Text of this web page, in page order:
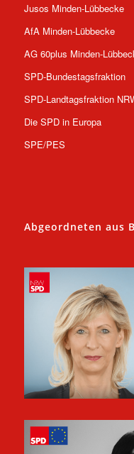
Jusos Minden-Lübbecke
AfA Minden-Lübbecke
AG 60plus Minden-
SPD-Bundestagsfraktion
SPD-Landtagsfraktion
Die SPD in Europa
SPE/PES
Abgeordneten aus